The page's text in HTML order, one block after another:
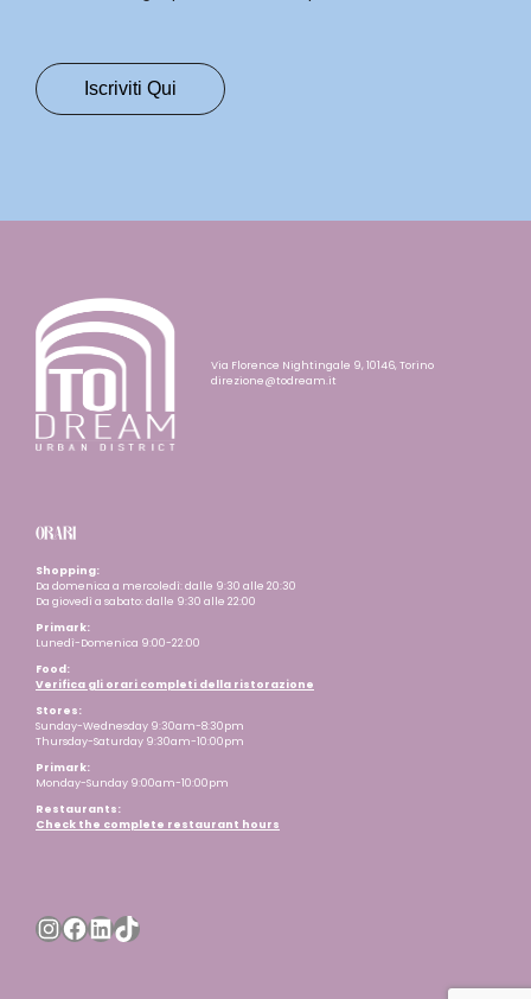
Via Florence Nightingale 9, 10146, Torino
direzione@todream.it
ORARI
Shopping:
Da domenica a mercoledì: dalle 9:30 alle 20:30
Da giovedì a sabato: dalle 9:30 alle 22:00
Primark:
Lunedì-Domenica 9:00-22:00
Food:
Verifica gli orari completi della ristorazione
Stores:
Sunday-Wednesday 9:30am-8:30pm
Thursday-Saturday 9:30am-10:00pm
Primark:
Monday-Sunday 9:00am-10:00pm
Restaurants:
Check the complete restaurant hours
Instagram
Facebook
LinkedIn
TikTok